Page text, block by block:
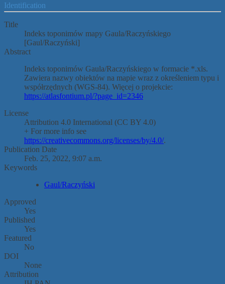
Identification
Title
Indeks toponimów mapy Gaula/Raczyńskiego
[Gaul/Raczyński]
Abstract
Indeks toponimów Gaula/Raczyńskiego w formacie *.xls.
Zawiera nazwy obiektów na mapie wraz z określeniem typu i
współrzędnych (WGS-84). Więcej o projekcie:
https://atlasfontium.pl/?page_id=2346
License
Attribution 4.0 International (CC BY 4.0)
+ For more info see
https://creativecommons.org/licenses/by/4.0/.
Publication Date
Feb. 25, 2022, 9:07 a.m.
Keywords
Gaul/Raczyński
Approved
Yes
Published
Yes
Featured
No
DOI
None
Attribution